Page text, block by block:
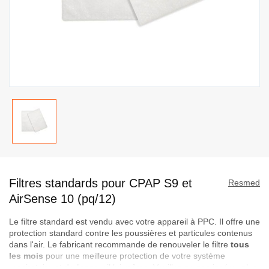
début
de
Galerie
d’images
Resmed
Filtres standards pour CPAP S9 et
AirSense 10 (pq/12)
Le filtre standard est vendu avec votre appareil à PPC. Il offre une
protection standard contre les poussières et particules contenus
dans l'air. Le fabricant recommande de renouveler le filtre tous
les mois pour une meilleure protection de votre système